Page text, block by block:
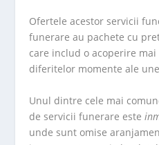
Ofertele acestor servicii
funerare au pachete cu
care includ o acoperire
diferitelor momente ale
Unul dintre cele mai
de servicii funerare este
unde sunt omise